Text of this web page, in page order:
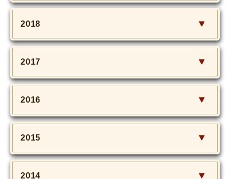
2018
2017
2016
2015
2014